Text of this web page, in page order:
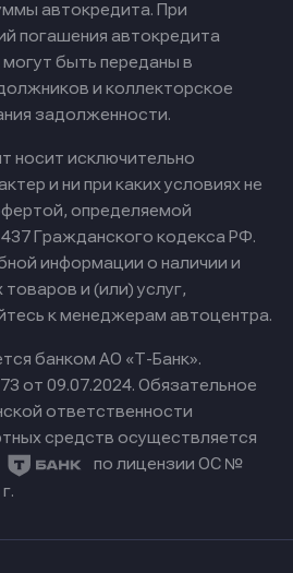
автокредита. При
погашения автокредита
быть переданы в
и коллекторское
задолженности.
носит исключительно
и ни при каких условиях не
определяемой
Гражданского кодекса РФ.
информации о наличии и
и (или) услуг,
к менеджерам автоцентра.
банком АО «Т-Банк».
от 09.07.2024. Обязательное
ответственности
средств осуществляется
по лицензии ОС №